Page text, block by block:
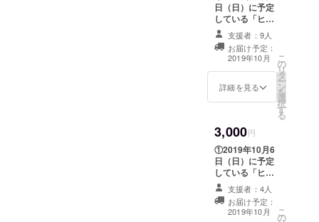
2016年 保育
士試験合
格
・東京都知
事賞受賞、
東京都高校
柔道選手権
超級第３位
入賞
・専門は国
際ビジネス
（中国の北
京・上海が
日（日）に予定
している「ヒー
ロー六法」の成
果発表会で、何
かしらの形でお
名前を発表いた
します。 【支援
時、必ず備考欄
表を希望者しな
い場合は、その
旨を備考欄にご
記載ください。
・所属や肩書な
どを備考欄に記
入いただけれ
ば、それらも含
支援者：9人
お届け予定：
2019年10月
詳細を見る
こ
の
リ
タ
ー
ン
を
選
択
す
る
3,000円
①2019年10月6
日（日）に予定
している「ヒー
ロー六法」の成
果発表会で、何
かしらの形でお
名前を発表いた
支援者：4人
お届け予定：
2019年10月
こ
の